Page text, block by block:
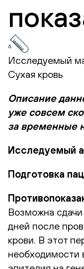
Исследуемый
Сухая кровь
Описание
уже совсем
за временные
Исследуемый
Подготовка
Возможна сдачи
дней после
крови. В этот
необходимости